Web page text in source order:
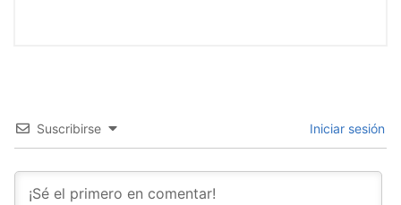
Suscribirse Iniciar sesión